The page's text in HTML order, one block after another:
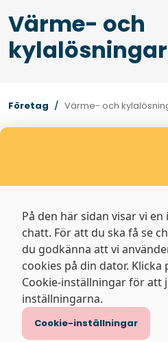
Värme- och
Företag Värme- och
Intresseanmälan
fjärrvärmeanslutning
Serviceavtal
På den här sidan visar vi en
chatt. För att du ska få se
du godkänna att vi
cookies på din dator. Klicka
Cookie-inställningar för att
inställningarna.
Cookie-inställningar